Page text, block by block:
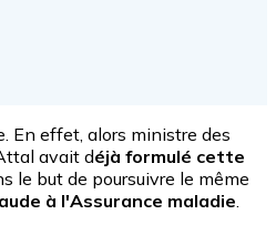
En effet, alors ministre des
avait déjà formulé cette
le but de poursuivre le même
à l'Assurance maladie